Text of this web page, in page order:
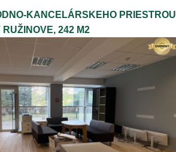
KANCELÁRSKEHO PRIESTROU
RUŽINOVE, 242 M2